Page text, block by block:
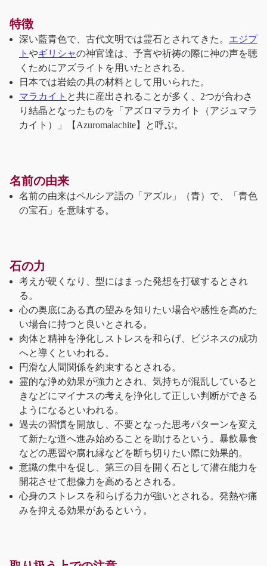
特徴
深い藍青色で、古代文明では霊石とされてきた。 エジプ
ト やギリシャの神官達は、予言や祈祷の際に神の声を聴
くためにアズライトを用いたとされる。
日本では岩絵の具の材料として用いられた。
マラカイト と共に産出されることが多く、2つが合わさ
り結晶となったものを「アズロマラカイト（アジュマラ
カイト）」【Azuromalachite】と呼ぶ。
名前の由来
名前の由来はペルシア語の「アズル」（青）で、「青色
の宝石」を意味する。
石の力
考えが硬くなり、型にはまった発想を打破するとされ
る。
心の奥底にある真の望みを知りたい場合や感性を高めた
い場合に持つと良いとされる。
肉体と精神を浄化しストレスを和らげ、ビジネスの成功
へと導くといわれる。
円滑な人間関係を約束するとされる。
霊的な浄め効果が強力とされ、気持ちが混乱していると
きなどにマイナスの考えを浄化して正しい判断ができる
ようになるといわれる。
過去の習慣を開放し、不要となった思考パターンを変え
て新たな道へ進み始めることを助けるという。暴飲暴食
などの悪習や腐れ縁などを断ち切りたい際に効果的。
意識の集中を促し、第三の目を開く石として潜在能力を
開花させて想像力を高めるとされる。
心身のストレスを和らげる力が強いとされる。発熱や痛
みを抑える効果があるという。